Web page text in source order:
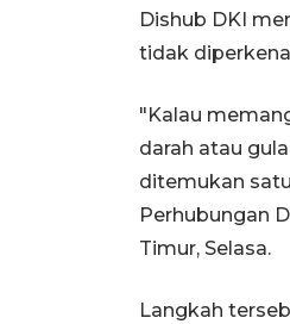
Dishub DKI
tidak
"Kalau
darah atau
ditemukan
Perhubungan
Timur, Selasa.
Langkah